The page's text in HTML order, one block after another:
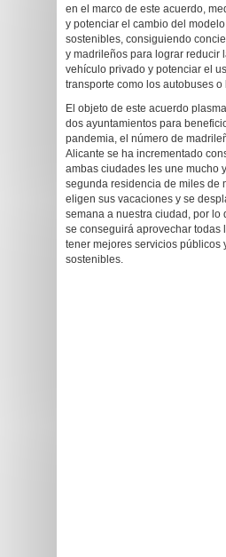
en el marco de este acuerdo,
y potenciar el cambio del
sostenibles, consiguiendo
y madrileños para lograr reducir
vehículo privado y potenciar el
transporte como los autobuses o
El objeto de este acuerdo
dos ayuntamientos para
pandemia, el número de
Alicante se ha incrementado
ambas ciudades les une mucho
segunda residencia de miles de
eligen sus vacaciones y se
semana a nuestra ciudad, por lo
se conseguirá aprovechar todas
tener mejores servicios públicos
sostenibles.